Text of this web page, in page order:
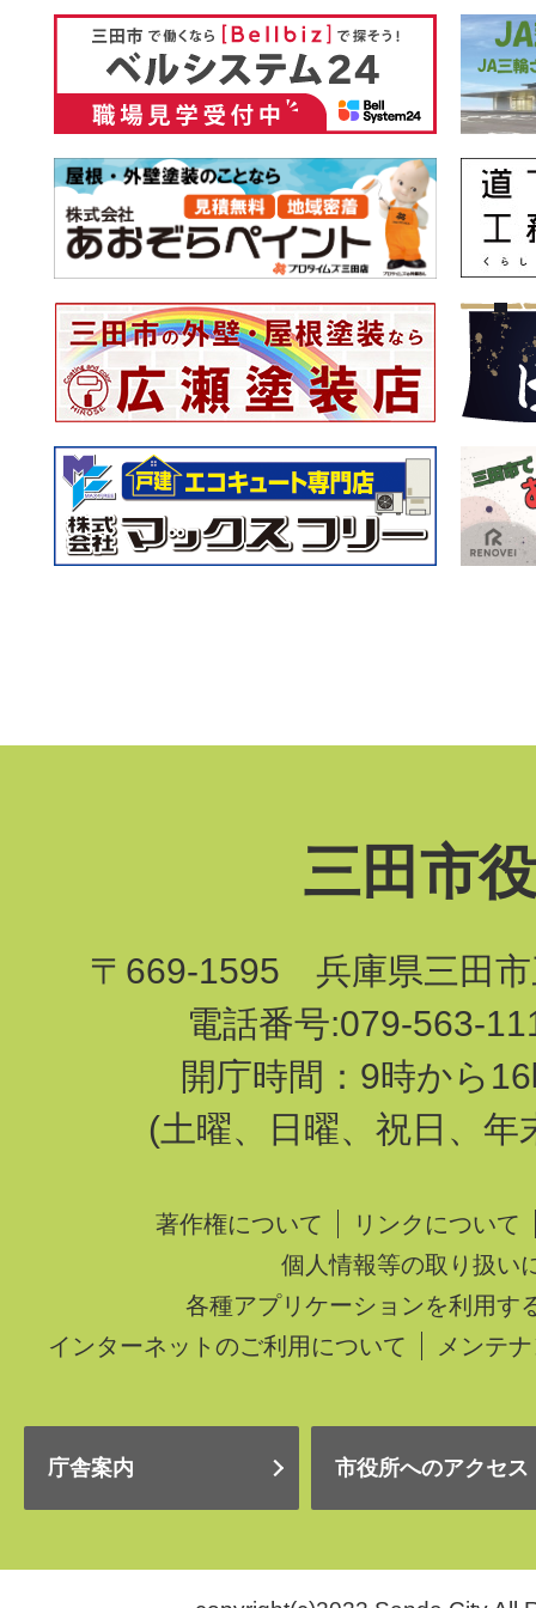
三田市
〒669-1595 兵庫県三田市
電話番号:079-563-
開庁時間：9時から
(土曜、日曜、祝日、年
著作権について
リンクについて
個人情報等の取り扱い
各種アプリケーションを利用す
インターネットのご利用について
メンテ
庁舎案内 市役所へのアクセス